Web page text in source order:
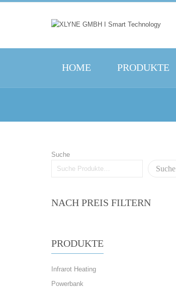
HOME PRODUKTE
Suche
Suche
NACH PREIS FILTERN
PRODUKTE
Infrarot Heating
Powerbank